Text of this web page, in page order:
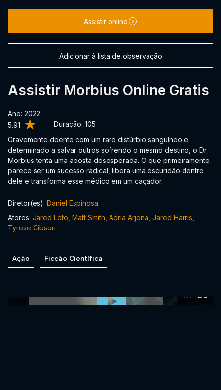
5.91 Duração: 105
Assistir Morbius Online Gratis
Ano: 2022
Gravemente doente com um raro distúrbio sanguíneo e
determinado a salvar outros sofrendo o mesmo destino, o Dr.
Morbius tenta uma aposta desesperada. O que primeiramente
parece ser um sucesso radical, libera uma escuridão dentro
dele e transforma esse médico em um caçador.
Assistir online
Adicionar à lista de observação
Diretor(es): Daniel Espinosa
Atores: Jared Leto Matt Smith Adria Arjona Jared Harris
Tyrese Gibson
Ação Ficção Científica